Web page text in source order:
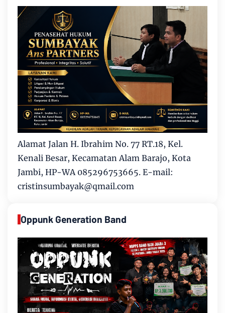
Alamat Jalan H. Ibrahim No. 77 RT.18, Kel.
Kenali Besar, Kecamatan Alam Barajo, Kota
Jambi, HP-WA 085296753665. E-mail:
cristinsumbayak@qmail.com
Oppunk Generation Band